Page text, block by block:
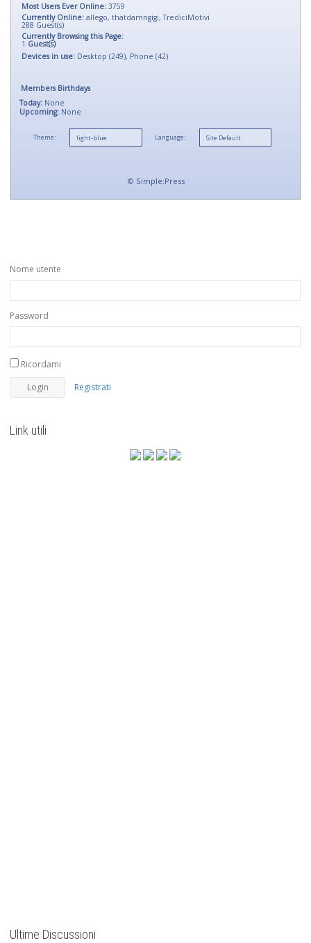
Most Users Ever Online: 3759
Currently Online: allego, thatdamngigi,TrediciMotivi
288 Guest(s)
Currently Browsing this Page:
1 Guest(s)
Devices in use: Desktop (249), Phone (42)
Members Birthdays
Today: None
Upcoming: None
Theme: Language:
© Simple:Press
Nome utente
Password
Ricordami
Registrati
Link utili
Ultime Discussioni